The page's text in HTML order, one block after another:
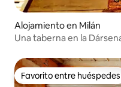
Alojamiento en Milán
Una taberna en la
Favorito entre huéspedes
Favorito entre huéspedes